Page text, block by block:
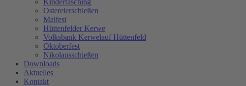
Kinderfasching
Ostereierschießen
Maifest
Hüttenfelder Kerwe
Volksbank Kerwelauf Hüttenfeld
Oktoberfest
Nikolausschießen
Downloads
Aktuelles
Kontakt